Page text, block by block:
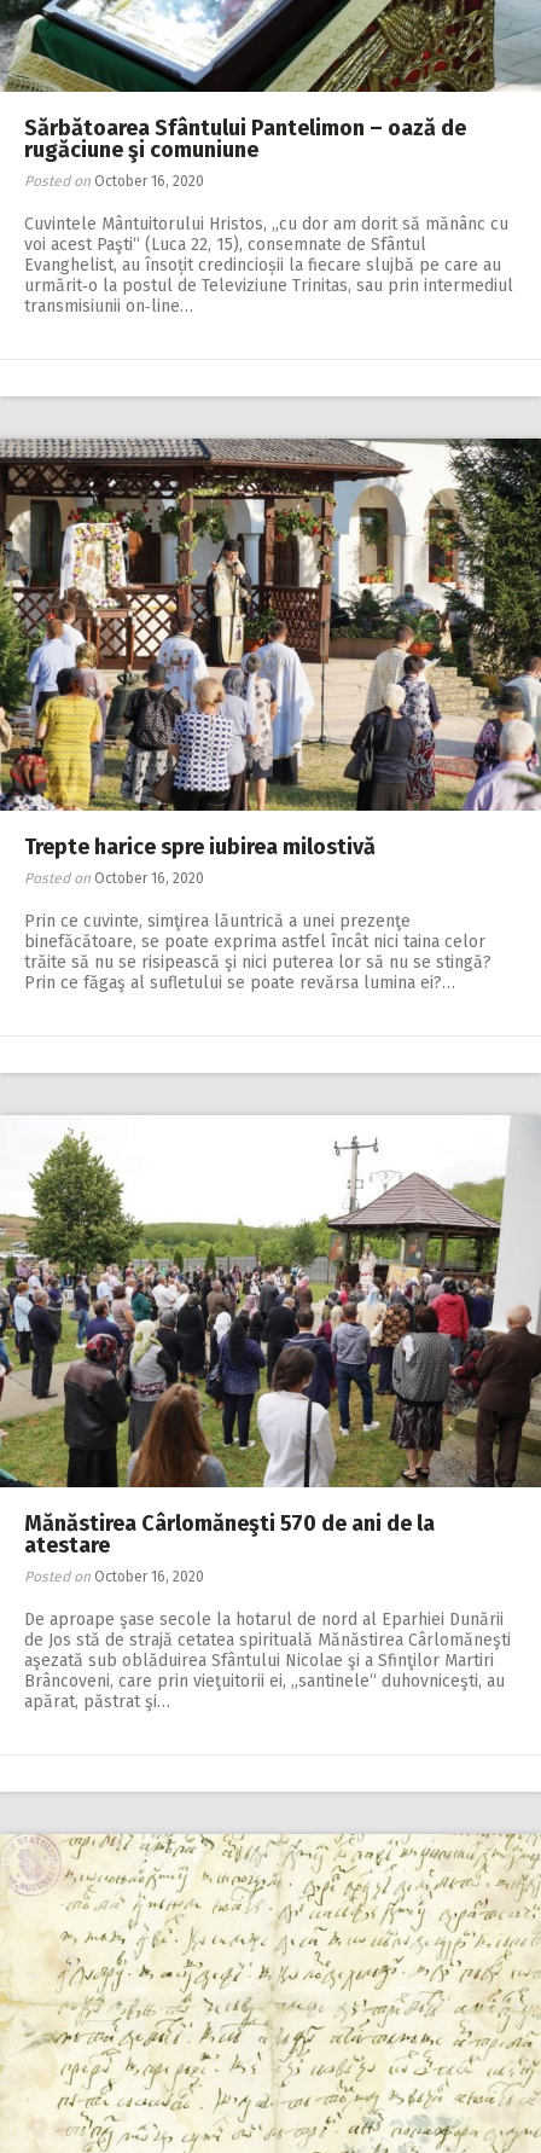
Sărbătoarea Sfântului Pantelimon – oază de
rugăciune şi comuniune
Posted on October 16, 2020
Cuvintele Mântuitorului Hristos, „cu dor am dorit să mănânc cu
voi acest Paşti“ (Luca 22, 15), consemnate de Sfântul
Evanghelist, au însoțit credincioșii la fiecare slujbă pe care au
urmărit‑o la postul de Televiziune Trinitas, sau prin intermediul
transmisiunii on‑line…
Trepte harice spre iubirea milostivă
Posted on October 16, 2020
Prin ce cuvinte, simţirea lăuntrică a unei prezenţe
binefăcătoare, se poate exprima astfel încât nici taina celor
trăite să nu se risipească şi nici puterea lor să nu se stingă?
Prin ce făgaş al sufletului se poate revărsa lumina ei?…
Mănăstirea Cârlomăneşti 570 de ani de la
atestare
Posted on October 16, 2020
De aproape şase secole la hotarul de nord al Eparhiei Dunării
de Jos stă de strajă cetatea spirituală Mănăstirea Cârlomăneşti
aşezată sub oblăduirea Sfântului Nicolae şi a Sfinţilor Martiri
Brâncoveni, care prin vieţuitorii ei, „santinele“ duhovniceşti, au
apărat, păstrat şi…